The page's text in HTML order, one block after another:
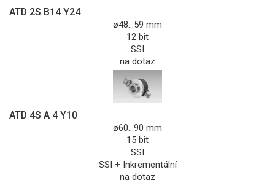
ATD 2S B14 Y24
ø48...59 mm
12 bit
SSI
na dotaz
ATD 4S A 4 Y10
ø60...90 mm
15 bit
SSI
SSI + Inkrementální
na dotaz